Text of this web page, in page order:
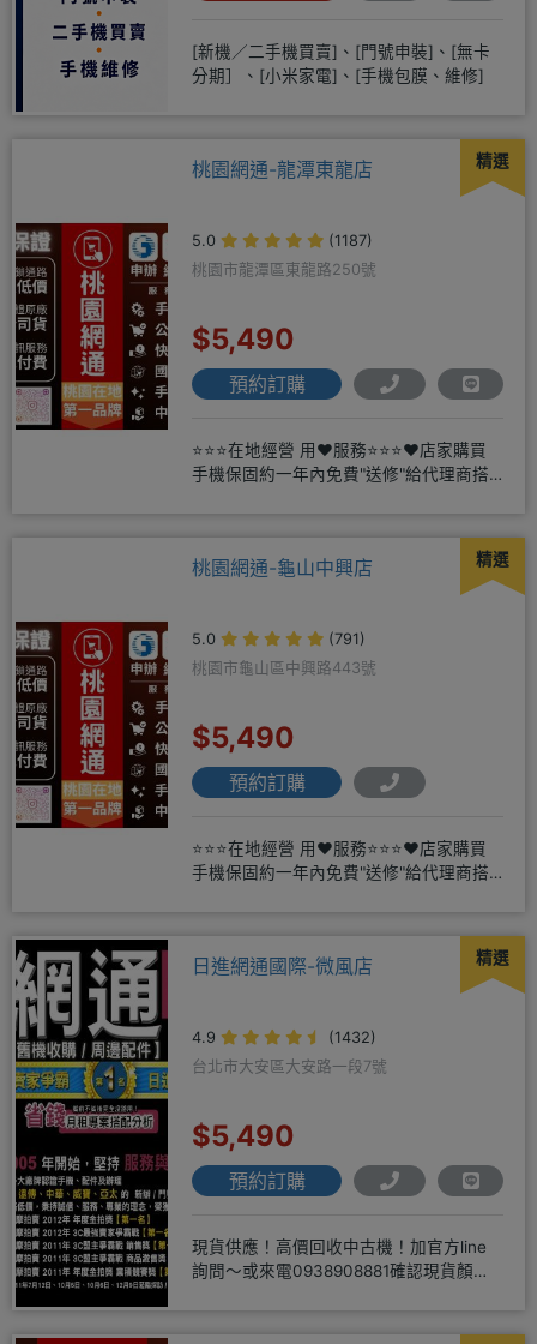
[新機／二手機買賣]、[門號申裝]、[無卡
分期］、[小米家電]、[手機包膜、維修]
精選
桃園網通-龍潭東龍店
5.0
(1187)
桃園市龍潭區東龍路250號
$5,490
預約訂購
⭐⭐⭐在地經營 用❤️服務⭐⭐⭐❤️店家購買
手機保固約一年內免費"送修"給代理商搭
精選
桃園網通-龜山中興店
5.0
(791)
桃園市龜山區中興路443號
$5,490
預約訂購
⭐⭐⭐在地經營 用❤️服務⭐⭐⭐❤️店家購買
手機保固約一年內免費"送修"給代理商搭
精選
日進網通國際-微風店
4.9
(1432)
台北市大安區大安路一段7號
$5,490
預約訂購
現貨供應！高價回收中古機！加官方line
詢問～或來電0938908881確認現貨顏色